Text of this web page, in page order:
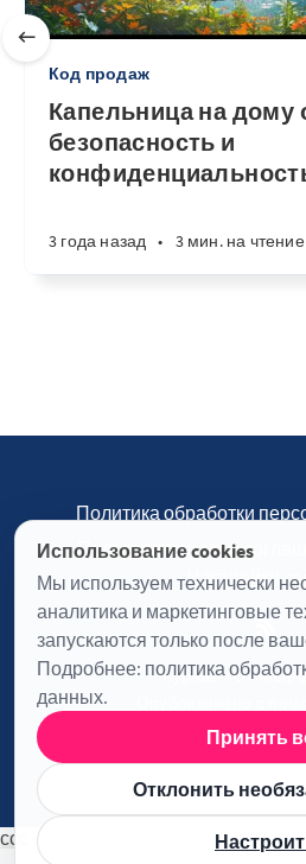
Код продаж
Капельница на дому
безопасность и
3 года назад • 3 мин. на чтение
Использование cookies
Мы используем технически
аналитика и маркетинговые
запускаются только после
Подробнее: политика
данных.
Принять
Отклонить
Политика обработки
Пользовательское
Настройки
Журнал
Информация о
ссс